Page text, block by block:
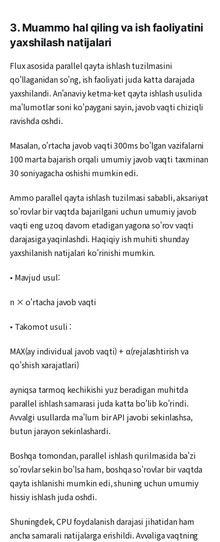
3. Muammo hal qiling va ish faoliyatini
yaxshilash natijalari
Flux asosida parallel qayta ishlash tuzilmasini
qo'llaganidan so'ng, ish faoliyati juda katta darajada
yaxshilandi. An'anaviy ketma-ket qayta ishlash usulida
ma'lumotlar soni ko'paygani sayin, javob vaqti chiziqli
ravishda oshdi.
Masalan, o'rtacha javob vaqti 300ms bo'lgan vazifalarni
100 marta bajarish orqali umumiy javob vaqti taxminan
30 soniyagacha oshishi mumkin edi.
Ammo parallel qayta ishlash tuzilmasi sababli, aksariyat
so'rovlar bir vaqtda bajarilgani uchun umumiy javob
vaqti eng uzoq davom etadigan yagona so'rov vaqti
darajasiga yaqinlashdi. Haqiqiy ish muhiti shunday
yaxshilanish natijalari ko'rinishi mumkin.
• Mavjud usul:
n × o'rtacha javob vaqti
• Takomot usuli :
MAX(ay individual javob vaqti) + α(rejalashtirish va
qo'shish xarajatlari)
ayniqsa tarmoq kechikishi yuz beradigan muhitda
parallel ishlash samarasi juda katta bo'lib ko'rindi.
Avvalgi usullarda ma'lum bir API javobi sekinlashsa,
butun jarayon sekinlashardi.
Boshqa tomondan, parallel ishlash qurilmasida ba'zi
so'rovlar sekin bo'lsa ham, boshqa so'rovlar bir vaqtda
qayta ishlanishi mumkin edi, shuning uchun umumiy
hissiy ishlash juda oshdi.
Shuningdek, CPU foydalanish darajasi jihatidan ham
ancha samarali natijalarga erishildi. Avvaliga vaqtning